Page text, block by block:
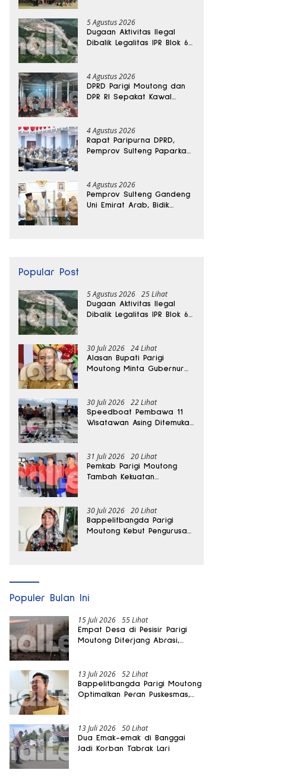
5 Agustus 2026
Dugaan Aktivitas Ilegal
Dibalik Legalitas IPR Blok 6
4 Agustus 2026
DPRD Parigi Moutong dan
DPR RI Sepakat Kawal
4 Agustus 2026
Rapat Paripurna DPRD,
Pemprov Sulteng Paparkan
4 Agustus 2026
Pemprov Sulteng Gandeng
Uni Emirat Arab, Bidik
Popular Post
5 Agustus 2026 25 Lihat
Dugaan Aktivitas Ilegal
Dibalik Legalitas IPR Blok 6
30 Juli 2026 24 Lihat
Alasan Bupati Parigi
Moutong Minta Gubernur
30 Juli 2026 22 Lihat
Speedboat Pembawa 11
Wisatawan Asing Ditemukan
31 Juli 2026 20 Lihat
Pemkab Parigi Moutong
Tambah Kekuatan
30 Juli 2026 20 Lihat
Bappelitbangda Parigi
Moutong Kebut Pengurusan
Populer Bulan Ini
15 Juli 2026 55 Lihat
Empat Desa di Pesisir Parigi
Moutong Diterjang Abrasi,
13 Juli 2026 52 Lihat
Bappelitbangda Parigi Moutong
Optimalkan Peran Puskesmas,
13 Juli 2026 50 Lihat
Dua Emak-emak di Banggai
Jadi Korban Tabrak Lari